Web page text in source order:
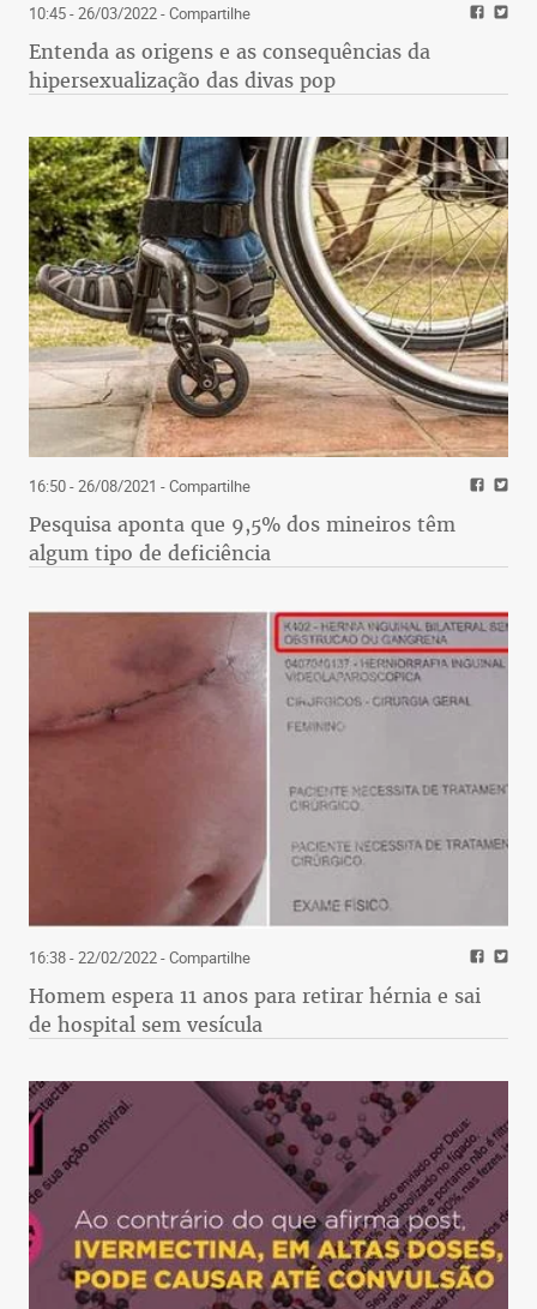
10:45 - 26/03/2022- Compartilhe
Entenda as origens e as consequências da
hipersexualização das divas pop
16:50 - 26/08/2021 - Compartilhe
Pesquisa aponta que 9,5% dos mineiros têm
algum tipo de deficiência
16:38 - 22/02/2022- Compartilhe
Homem espera 11 anos para retirar hérnia e sai
de hospital sem vesícula